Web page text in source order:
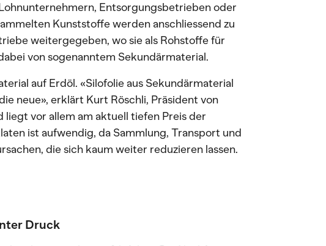
Entsorgungsbetrieben oder
Kunststoffe werden anschliessend zu
weitergegeben, wo sie als Rohstoffe für
von sogenanntem Sekundärmaterial.
auf Erdöl. «Silofolie aus Sekundärmaterial
neue», erklärt Kurt Röschli, Präsident von
liegt vor allem am aktuell tiefen Preis der
ist aufwendig, da Sammlung, Transport und
die sich kaum weiter reduzieren lassen.
Druck